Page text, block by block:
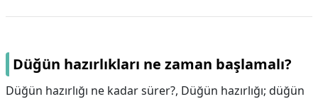
Düğün hazırlıkları ne zaman başlamalı?
Düğün hazırlığı ne kadar sürer?, Düğün hazırlığı; düğün